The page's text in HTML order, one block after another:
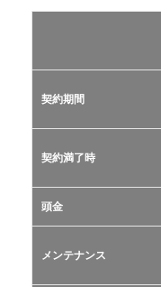
おす
サー
TOP
2.1
ブス
クリ
2.2
契約期間
契約満了時
頭金
メンテナンス